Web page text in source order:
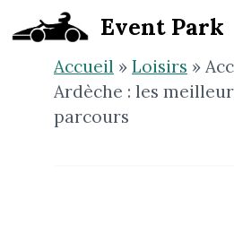
au
contenu
Event Park
Accueil » Loisirs »
Ardèche : les
parcours